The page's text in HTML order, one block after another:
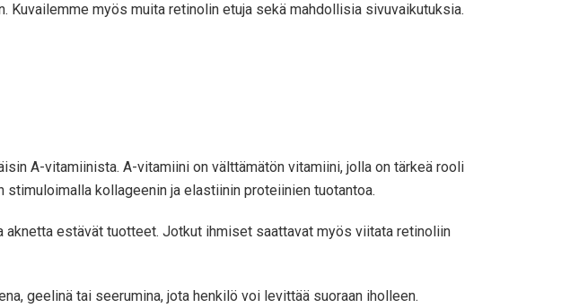
myös muita retinolin etuja sekä mahdollisia sivuvaikutuksia.
A-vitamiinista. A-vitamiini on välttämätön vitamiini, jolla on tärkeä rooli
kollageenin ja elastiinin proteiinien tuotantoa.
estävät tuotteet. Jotkut ihmiset saattavat myös viitata retinoliin
geelinä tai seerumina, jota henkilö voi levittää suoraan iholleen.